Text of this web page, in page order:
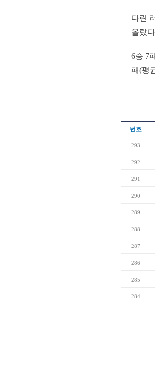
다린
올랐
6승 7
패(평
번호
293
292
291
290
289
288
287
286
285
284